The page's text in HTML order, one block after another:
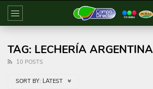
TAG: LECHERÍA ARGENTINA
10 POSTS
SORT BY: LATEST